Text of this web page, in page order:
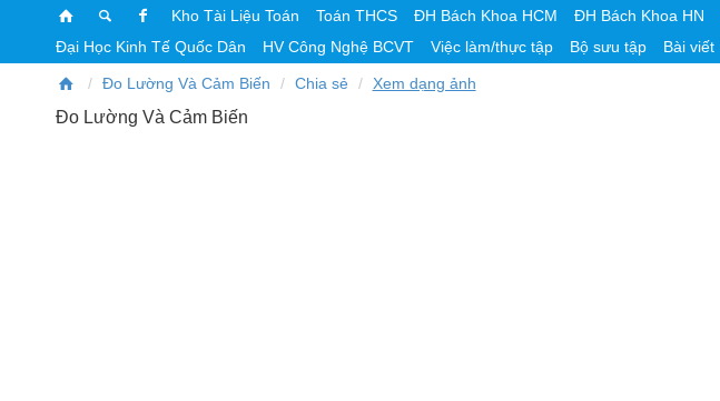
Kho Tài Liệu Toán Toán THCS ĐH Bách Khoa HCM ĐH Bách Khoa HN
Đại Học Kinh Tế Quốc Dân
HV Công Nghệ BCVT Việc làm/thực tập Bộ sưu tập Bài viết
Đo Lường Và Cảm Biến Chia sẻ Xem dạng ảnh
Đo Lường Và Cảm Biến